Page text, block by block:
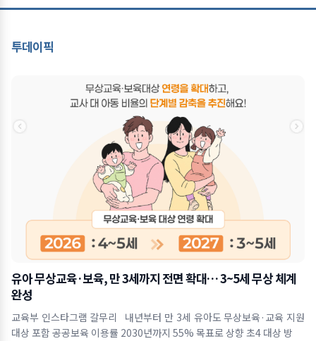
투데이픽
유아 무상교육·보육, 만 3세까지 전면 확대… 3~5세 무상 체계
완성
교육부 인스타그램 갈무리 내년부터 만 3세 유아도 무상보육·교육 지원
대상 포함 공공보육 이용률 2030년까지 55% 목표로 상향 초4 대상 방